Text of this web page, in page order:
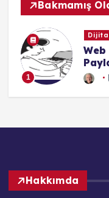
Bakmamış
1
Hakkımda